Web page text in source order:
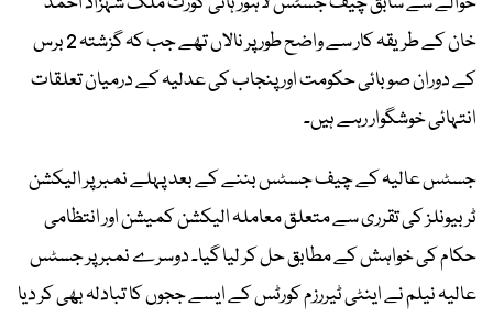
خان کے طریقہ کار سے واضح طور پر نالاں تھے جب کہ گزشتہ 2 برس
کے دوران صوبائی حکومت اور پنجاب کی عدلیہ کے درمیان تعلقات
انتہائی خوشگوار رہے ہیں۔
جسٹس عالیہ کے چیف جسٹس بننے کے بعد پہلے نمبر پر الیکشن
ٹربیونلز کی تقرری سے متعلق معاملہ الیکشن کمیشن اور انتظامی
حکام کی خواہش کے مطابق حل کر لیا گیا۔ دوسرے نمبر پر جسٹس
عالیہ نیلم نے اینٹی ٹیررزم کورٹس کے ایسے ججوں کا تبادلہ بھی کر دیا